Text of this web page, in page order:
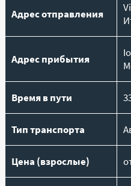
Адрес отправления
Адрес прибытия
Время в пути
Тип транспорта
Цена (взрослые)